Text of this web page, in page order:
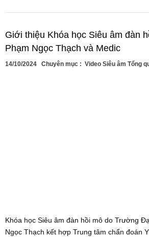
Giới thiệu Khóa học Siêu âm đàn
Phạm Ngọc Thạch và Medic
14/10/2024 Chuyên mục : Video Siêu âm Tổng
Khóa học Siêu âm đàn hồi mô do Trường
Ngọc Thạch kết hợp Trung tâm chẩn đoán